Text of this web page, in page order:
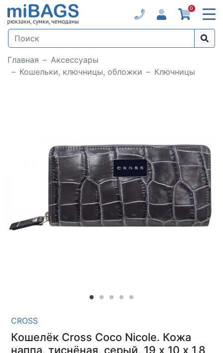
0
Главная
Аксессуары
Кошельки, ключницы, обложки
Ключницы
Loading...
CROSS
Кошелёк Cross Coco Nicole. Кожа
наппа, тиснёная, серый, 19 х 10 х 1,8